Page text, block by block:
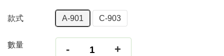
款式 A-901 C-903
數量 - +